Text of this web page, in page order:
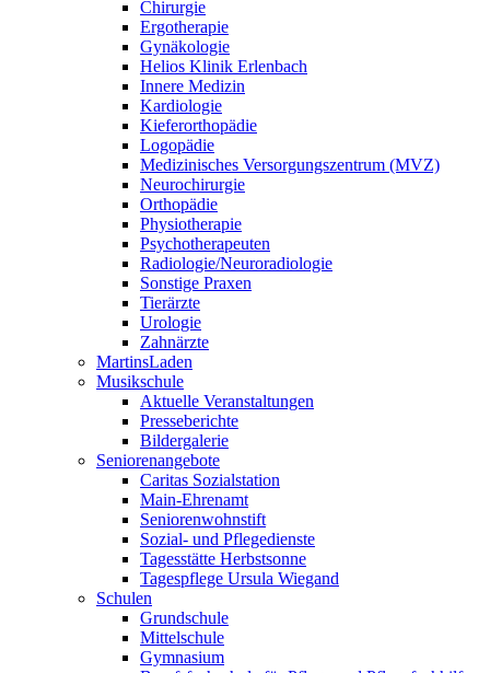
Chirurgie
Ergotherapie
Gynäkologie
Helios Klinik Erlenbach
Innere Medizin
Kardiologie
Kieferorthopädie
Logopädie
Medizinisches Versorgungszentrum (MVZ)
Neurochirurgie
Orthopädie
Physiotherapie
Psychotherapeuten
Radiologie/Neuroradiologie
Sonstige Praxen
Tierärzte
Urologie
Zahnärzte
MartinsLaden
Musikschule
Aktuelle Veranstaltungen
Presseberichte
Bildergalerie
Seniorenangebote
Caritas Sozialstation
Main-Ehrenamt
Seniorenwohnstift
Sozial- und Pflegedienste
Tagesstätte Herbstsonne
Tagespflege Ursula Wiegand
Schulen
Grundschule
Mittelschule
Gymnasium